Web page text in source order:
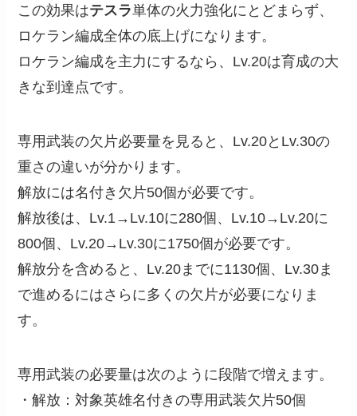
この効果はテスラ単体の火力強化にとどまらず、
ロケラン編成全体の底上げになります。
ロケラン編成を主力にするなら、Lv.20は育成の大
きな到達点です。
専用武装の欠片必要量を見ると、Lv.20とLv.30の
重さの違いが分かります。
解放には名付き欠片50個が必要です。
解放後は、Lv.1→Lv.10に280個、Lv.10→Lv.20に
800個、Lv.20→Lv.30に1750個が必要です。
解放分を含めると、Lv.20までに1130個、Lv.30ま
で進めるにはさらに多くの欠片が必要になりま
す。
専用武装の必要量は次のように段階で増えます。
・解放：対象英雄名付きの専用武装欠片50個